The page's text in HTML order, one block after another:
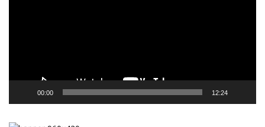
00:00 12:24